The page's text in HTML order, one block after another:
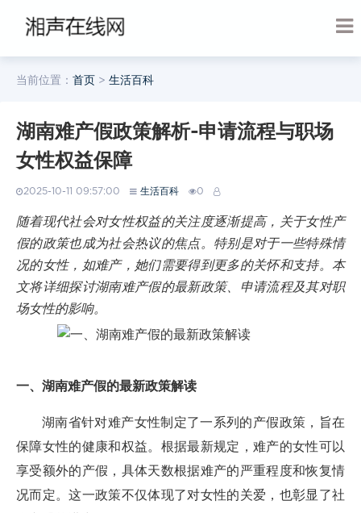
当前位置： 首页 > 生活百科
湖南难产假政策解析-申请流程与职场
女性权益保障
2025-10-11 09:57:00 生活百科 0
随着现代社会对女性权益的关注度逐渐提高，关于女性产
假的政策也成为社会热议的焦点。特别是对于一些特殊情
况的女性，如难产，她们需要得到更多的关怀和支持。本
文将详细探讨湖南难产假的最新政策、申请流程及其对职
场女性的影响。
一、湖南难产假的最新政策解读
湖南省针对难产女性制定了一系列的产假政策，旨在
保障女性的健康和权益。根据最新规定，难产的女性可以
享受额外的产假，具体天数根据难产的严重程度和恢复情
况而定。这一政策不仅体现了对女性的关爱，也彰显了社